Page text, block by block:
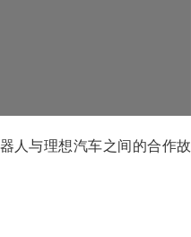
人与理想汽车之间的合作故